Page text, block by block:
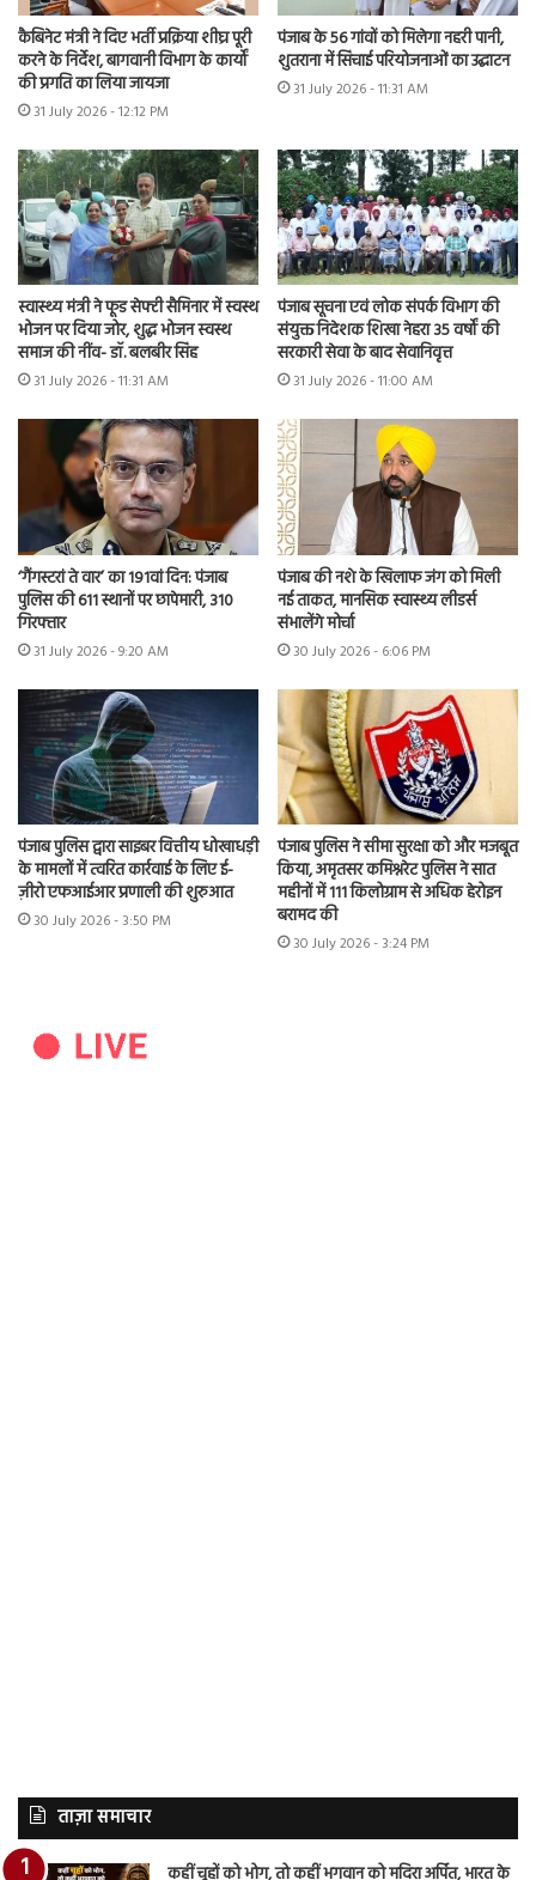
कैबिनेट मंत्री ने दिए भर्ती प्रक्रिया शीघ्र पूरी
करने के निर्देश, बागवानी विभाग के कार्यों
की प्रगति का लिया जायजा
31 July 2026 - 12:12 PM
पंजाब के 56 गांवों को मिलेगा नहरी पानी,
शुतराना में सिंचाई परियोजनाओं का उद्घाटन
31 July 2026 - 11:31 AM
स्वास्थ्य मंत्री ने फूड सेफ्टी सैमिनार में स्वस्थ
भोजन पर दिया जोर, शुद्ध भोजन स्वस्थ
समाज की नींव- डॉ. बलबीर सिंह
31 July 2026 - 11:31 AM
पंजाब सूचना एवं लोक संपर्क विभाग की
संयुक्त निदेशक शिखा नेहरा 35 वर्षों की
सरकारी सेवा के बाद सेवानिवृत्त
31 July 2026 - 11:00 AM
‘गैंगस्टरां ते वार’ का 191वां दिन: पंजाब
पुलिस की 611 स्थानों पर छापेमारी, 310
गिरफ्तार
31 July 2026 - 9:20 AM
पंजाब की नशे के खिलाफ जंग को मिली
नई ताकत, मानसिक स्वास्थ्य लीडर्स
संभालेंगे मोर्चा
30 July 2026 - 6:06 PM
पंजाब पुलिस द्वारा साइबर वित्तीय धोखाधड़ी
के मामलों में त्वरित कार्रवाई के लिए ई-
ज़ीरो एफआईआर प्रणाली की शुरुआत
30 July 2026 - 3:50 PM
पंजाब पुलिस ने सीमा सुरक्षा को और मजबूत
किया, अमृतसर कमिश्नरेट पुलिस ने सात
महीनों में 111 किलोग्राम से अधिक हेरोइन
बरामद की
30 July 2026 - 3:24 PM
ताज़ा समाचार